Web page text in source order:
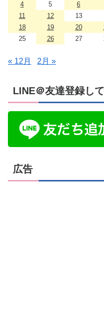
4
5 6
11
12 13
18
19 20
25
26 27
« 12月 2月 »
LINE＠友達登録して
広告